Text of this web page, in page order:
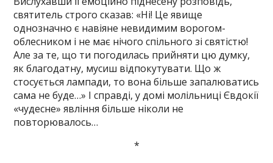
святитель строго сказав: «Ні! Це явище
однозначно є навіяне невидимим ворогом-
облесником і не має нічого спільного зі святістю!
Але за те, що ти погодилась прийняти цю думку,
як благодатну, мусиш відпокутувати. Що ж
стосується лампади, то вона більше запалюватись
сама не буде…» І справді, у домі молільниці Євдокії
«чудесне» явління більше ніколи не
повторювалось…
*